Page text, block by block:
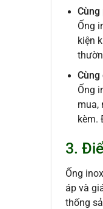
Ống
kiện
Ống
mua,
kèm.
3.
Ống
áp và
thống